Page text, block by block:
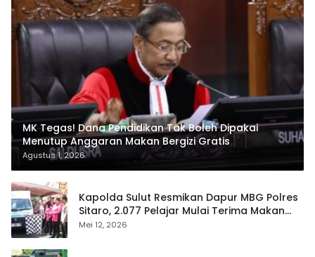
MK Tegas! Dana Pendidikan Tak Boleh Dipakai
Menutup Anggaran Makan Bergizi Gratis
Agustus 1, 2026
Kapolda Sulut Resmikan Dapur MBG Polres
Sitaro, 2.077 Pelajar Mulai Terima Makan
Gratis
Mei 12, 2026